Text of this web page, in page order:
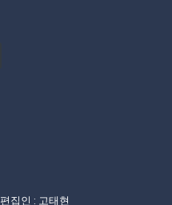
집인 : 고태현